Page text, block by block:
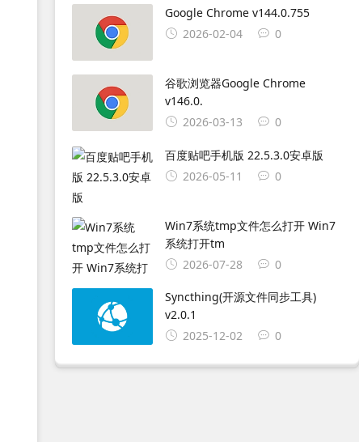
Google Chrome v144.0.755
2026-02-04
0
谷歌浏览器Google Chrome
v146.0.
2026-03-13
0
百度贴吧手机版 22.5.3.0安卓版
2026-05-11
0
Win7系统tmp文件怎么打开 Win7
系统打开tm
2026-07-28
0
Syncthing(开源文件同步工具)
v2.0.1
2025-12-02
0